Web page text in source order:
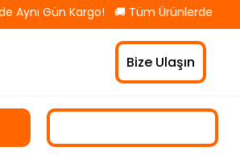
Gün Kargo! 🚚 Tüm Ürünlerde
Bize Ulaşın